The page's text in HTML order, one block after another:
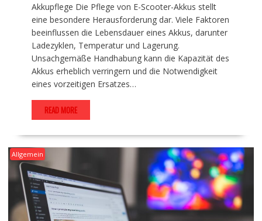
Akkupflege Die Pflege von E-Scooter-Akkus stellt
eine besondere Herausforderung dar. Viele Faktoren
beeinflussen die Lebensdauer eines Akkus, darunter
Ladezyklen, Temperatur und Lagerung.
Unsachgemäße Handhabung kann die Kapazität des
Akkus erheblich verringern und die Notwendigkeit
eines vorzeitigen Ersatzes…
READ MORE
Allgemein